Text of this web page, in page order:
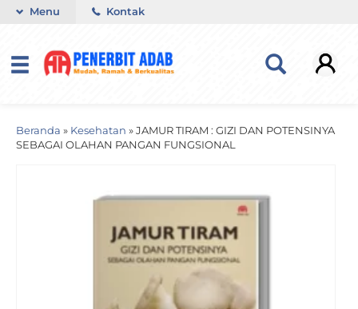
Menu Kontak
Beranda » Kesehatan » JAMUR TIRAM : GIZI DAN POTENSINYA
SEBAGAI OLAHAN PANGAN FUNGSIONAL